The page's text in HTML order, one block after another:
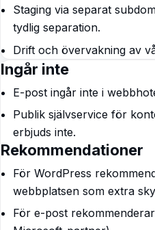
Staging via separat
tydlig separation.
Drift och övervakning av
Ingår inte
E-post ingår inte i
Publik självservice för
erbjuds inte.
Rekommendationer
För WordPress
webbplatsen som extra
För e-post